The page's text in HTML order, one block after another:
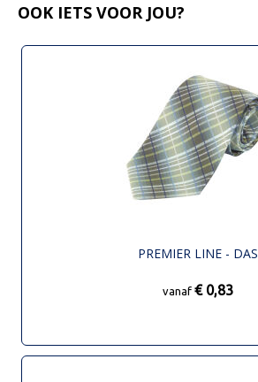
OOK IETS VOOR JOU?
PREMIER LINE - DAS
vanaf € 0,83